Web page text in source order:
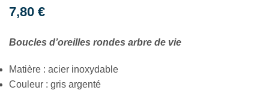
7,80 €
Boucles d’oreilles rondes arbre de vie
Matière : acier inoxydable
Couleur : gris argenté